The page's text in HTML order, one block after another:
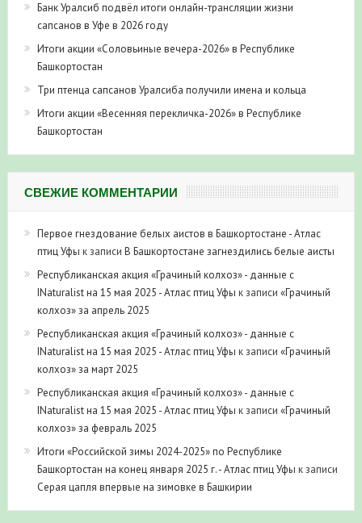
Банк Уралсиб подвёл итоги онлайн-трансляции жизни
сапсанов в Уфе в 2026 году
Итоги акции «Соловьиные вечера-2026» в Республике
Башкортостан
Три птенца сапсанов Уралсиба получили имена и кольца
Итоги акции «Весенняя перекличка-2026» в Республике
Башкортостан
СВЕЖИЕ КОММЕНТАРИИ
Первое гнездование белых аистов в Башкортостане - Атлас
птиц Уфы к записи В Башкортостане загнездились белые аисты
Республиканская акция «Грачиный колхоз» - данные с
INaturalist на 15 мая 2025 - Атлас птиц Уфы к записи «Грачиный
колхоз» за апрель 2025
Республиканская акция «Грачиный колхоз» - данные с
INaturalist на 15 мая 2025 - Атлас птиц Уфы к записи «Грачиный
колхоз» за март 2025
Республиканская акция «Грачиный колхоз» - данные с
INaturalist на 15 мая 2025 - Атлас птиц Уфы к записи «Грачиный
колхоз» за февраль 2025
Итоги «Российской зимы 2024-2025» по Республике
Башкортостан на конец января 2025 г. - Атлас птиц Уфы к записи
Серая цапля впервые на зимовке в Башкирии